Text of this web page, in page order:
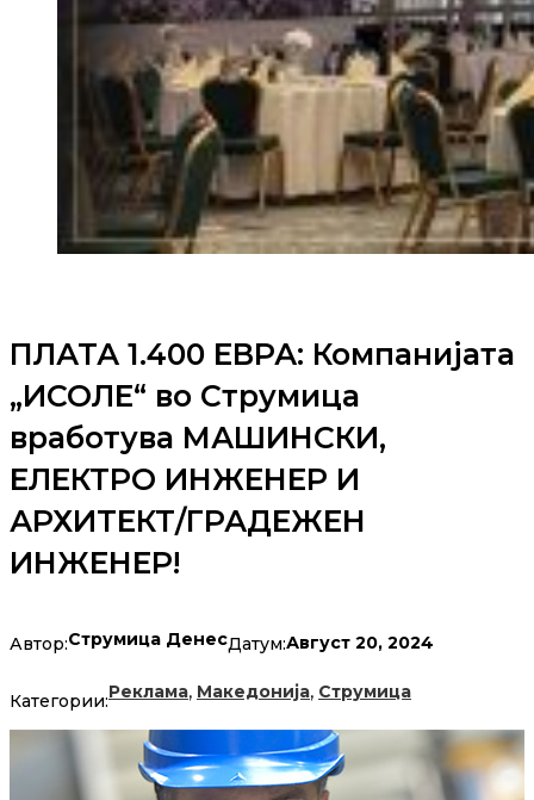
ПЛАТА 1.400 ЕВРА: Компанијата
„ИСОЛЕ“ во Струмица
вработува МАШИНСКИ,
ЕЛЕКТРО ИНЖЕНЕР И
АРХИТЕКТ/ГРАДЕЖЕН
ИНЖЕНЕР!
Автор:Струмица ДенесДатум:Август 20, 2024
Категории:Реклама, Македонија, Струмица